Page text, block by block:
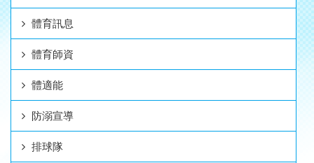
體育訊息
體育師資
體適能
防溺宣導
排球隊